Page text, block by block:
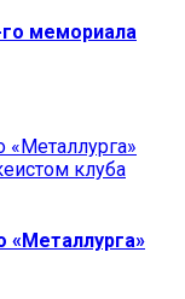
го мемориала
«Металлурга»